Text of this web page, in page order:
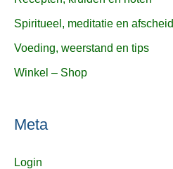
Spiritueel, meditatie en afscheid
Voeding, weerstand en tips
Winkel – Shop
Meta
Login